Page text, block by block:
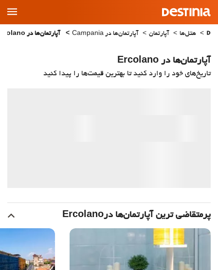
Main
Menu
هتل‌ها آپارتمان آپارتمان‌ها در Campania آپارتمان‌ها در Ercolano
آپارتمان‌ها در Ercolano
تاریخ‌های خود را وارد کنید تا بهترین قیمت‌ها را پیدا کنید
پرمتقاضی ترین آپارتمان‌‌ها درErcolano